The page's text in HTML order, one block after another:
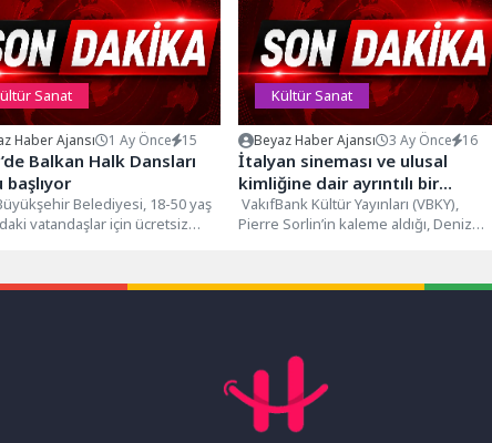
Sanat
Haber Ajansı 1 Ay Önce 15
Balkan Halk Dansları
başlıyor
Belediyesi, 18-50 yaş
vatandaşlar için ücretsiz
Kültür Sanat
Beyaz Haber Ajansı 3 Ay Önce 16
İtalyan sineması ve ulusal
kimliğine dair ayrıntılı bir
inceleme: “İtalyan Ulusal
Sineması”
VakıfBank Kültür Yayınları (VBKY),
Pierre Sorlin’in kaleme aldığı, Deniz